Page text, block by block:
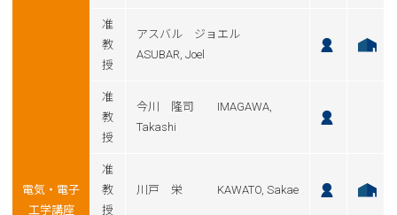
電気・電子
工学講座
准
教
授
アスバル ジョエル
ASUBAR, Joel
准
教
授
今川 隆司 IMAGAWA,
Takashi
准
教
授
川戸 栄 KAWATO, Sakae